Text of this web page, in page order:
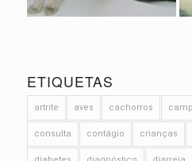
ETIQUETAS
artrite aves cachorros
consulta contágio crianças